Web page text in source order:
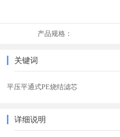
产品规格：
关键词
平压平通式PE烧结滤芯
详细说明